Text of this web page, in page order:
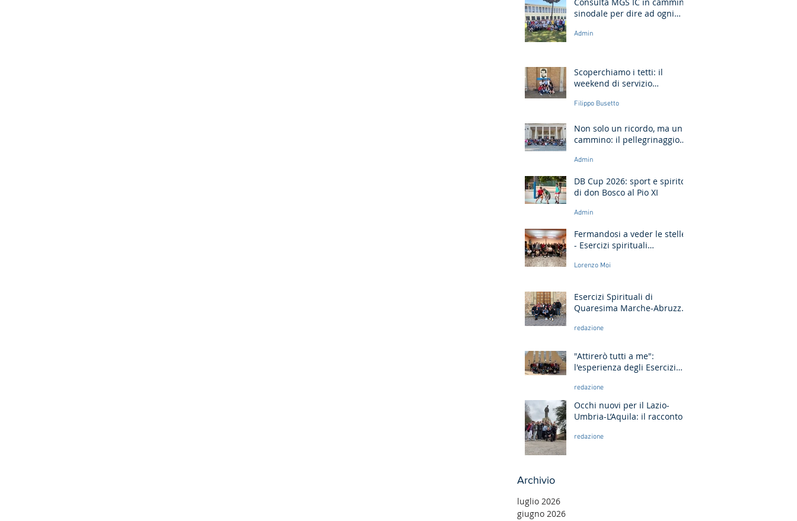
sinodale per dire ad ogni
Alzati!”
Admin
Scoperchiamo i tetti: il
weekend di servizio
Filippo Busetto
Non solo un ricordo, ma un
cammino: il pellegrinaggio
Admin
DB Cup 2026: sport e spirito
di don Bosco al Pio XI
Admin
Fermandosi a veder le stelle
- Esercizi spirituali
Lorenzo Moi
Esercizi Spirituali di
Quaresima Marche-Abruzzo:
me!"
redazione
"Attirerò tutti a me":
l'esperienza degli Esercizi
Toscana e GR Discernimento
redazione
Occhi nuovi per il Lazio-
Umbria-L’Aquila: il racconto
a Fiuggi
redazione
Archivio
luglio 2026
giugno 2026